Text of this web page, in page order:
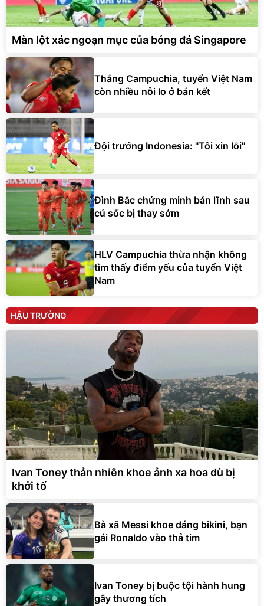
Màn lột xác ngoạn mục của bóng đá Singapore
Thắng Campuchia, tuyển Việt Nam
còn nhiều nỗi lo ở bán kết
Đội trưởng Indonesia: "Tôi xin lỗi"
Đình Bắc chứng minh bản lĩnh sau
cú sốc bị thay sớm
HLV Campuchia thừa nhận không
tìm thấy điểm yếu của tuyển Việt
Nam
HẬU TRƯỜNG
Ivan Toney thản nhiên khoe ảnh xa hoa dù bị
khởi tố
Bà xã Messi khoe dáng bikini, bạn
gái Ronaldo vào thả tim
Ivan Toney bị buộc tội hành hung
gây thương tích